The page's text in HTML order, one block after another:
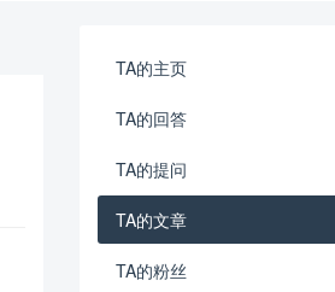
TA的主页
TA的回答
TA的提问
TA的文章
TA的粉丝